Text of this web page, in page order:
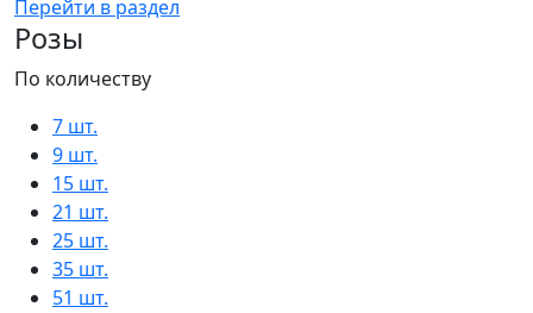
Перейти в раздел
Розы
По количеству
7 шт.
9 шт.
15 шт.
21 шт.
25 шт.
35 шт.
51 шт.